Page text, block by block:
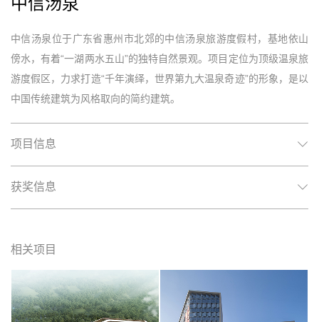
中信汤泉位于广东省惠州市北郊的中信汤泉旅游度假村，基地依山
傍水，有着“一湖两水五山”的独特自然景观。项目定位为顶级温泉旅
游度假区，力求打造“千年演绎，世界第九大温泉奇迹”的形象，是以
中国传统建筑为风格取向的简约建筑。
项目信息
获奖信息
相关项目